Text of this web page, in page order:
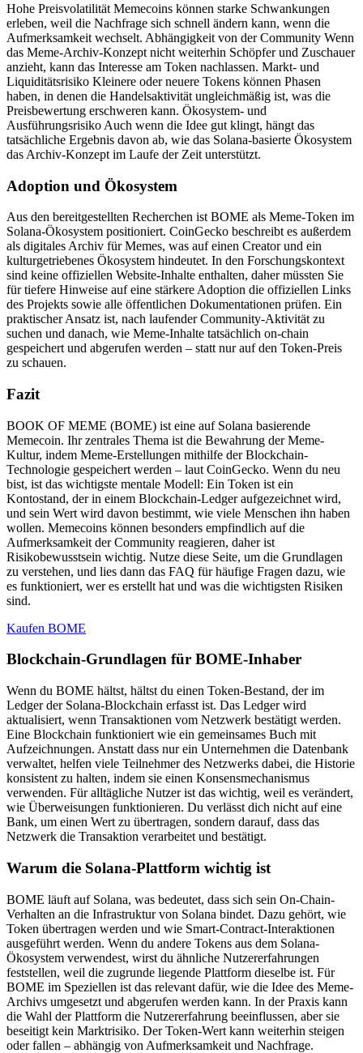
Hohe Preisvolatilität Memecoins können starke Schwankungen
erleben, weil die Nachfrage sich schnell ändern kann, wenn die
Aufmerksamkeit wechselt. Abhängigkeit von der Community Wenn
das Meme-Archiv-Konzept nicht weiterhin Schöpfer und Zuschauer
anzieht, kann das Interesse am Token nachlassen. Markt- und
Liquiditätsrisiko Kleinere oder neuere Tokens können Phasen
haben, in denen die Handelsaktivität ungleichmäßig ist, was die
Preisbewertung erschweren kann. Ökosystem- und
Ausführungsrisiko Auch wenn die Idee gut klingt, hängt das
tatsächliche Ergebnis davon ab, wie das Solana-basierte Ökosystem
das Archiv-Konzept im Laufe der Zeit unterstützt.
Adoption und Ökosystem
Aus den bereitgestellten Recherchen ist BOME als Meme-Token im
Solana-Ökosystem positioniert. CoinGecko beschreibt es außerdem
als digitales Archiv für Memes, was auf einen Creator und ein
kulturgetriebenes Ökosystem hindeutet. In den Forschungskontext
sind keine offiziellen Website-Inhalte enthalten, daher müssten Sie
für tiefere Hinweise auf eine stärkere Adoption die offiziellen Links
des Projekts sowie alle öffentlichen Dokumentationen prüfen. Ein
praktischer Ansatz ist, nach laufender Community-Aktivität zu
suchen und danach, wie Meme-Inhalte tatsächlich on-chain
gespeichert und abgerufen werden – statt nur auf den Token-Preis
zu schauen.
Fazit
BOOK OF MEME (BOME) ist eine auf Solana basierende
Memecoin. Ihr zentrales Thema ist die Bewahrung der Meme-
Kultur, indem Meme-Erstellungen mithilfe der Blockchain-
Technologie gespeichert werden – laut CoinGecko. Wenn du neu
bist, ist das wichtigste mentale Modell: Ein Token ist ein
Kontostand, der in einem Blockchain-Ledger aufgezeichnet wird,
und sein Wert wird davon bestimmt, wie viele Menschen ihn haben
wollen. Memecoins können besonders empfindlich auf die
Aufmerksamkeit der Community reagieren, daher ist
Risikobewusstsein wichtig. Nutze diese Seite, um die Grundlagen
zu verstehen, und lies dann das FAQ für häufige Fragen dazu, wie
es funktioniert, wer es erstellt hat und was die wichtigsten Risiken
sind.
Kaufen BOME
Blockchain-Grundlagen für BOME-Inhaber
Wenn du BOME hältst, hältst du einen Token-Bestand, der im
Ledger der Solana-Blockchain erfasst ist. Das Ledger wird
aktualisiert, wenn Transaktionen vom Netzwerk bestätigt werden.
Eine Blockchain funktioniert wie ein gemeinsames Buch mit
Aufzeichnungen. Anstatt dass nur ein Unternehmen die Datenbank
verwaltet, helfen viele Teilnehmer des Netzwerks dabei, die Historie
konsistent zu halten, indem sie einen Konsensmechanismus
verwenden. Für alltägliche Nutzer ist das wichtig, weil es verändert,
wie Überweisungen funktionieren. Du verlässt dich nicht auf eine
Bank, um einen Wert zu übertragen, sondern darauf, dass das
Netzwerk die Transaktion verarbeitet und bestätigt.
Warum die Solana-Plattform wichtig ist
BOME läuft auf Solana, was bedeutet, dass sich sein On-Chain-
Verhalten an die Infrastruktur von Solana bindet. Dazu gehört, wie
Token übertragen werden und wie Smart-Contract-Interaktionen
ausgeführt werden. Wenn du andere Tokens aus dem Solana-
Ökosystem verwendest, wirst du ähnliche Nutzererfahrungen
feststellen, weil die zugrunde liegende Plattform dieselbe ist. Für
BOME im Speziellen ist das relevant dafür, wie die Idee des Meme-
Archivs umgesetzt und abgerufen werden kann. In der Praxis kann
die Wahl der Plattform die Nutzererfahrung beeinflussen, aber sie
beseitigt kein Marktrisiko. Der Token-Wert kann weiterhin steigen
oder fallen – abhängig von Aufmerksamkeit und Nachfrage.